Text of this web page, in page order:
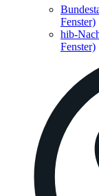
Fenster)
hib-
Fenster)